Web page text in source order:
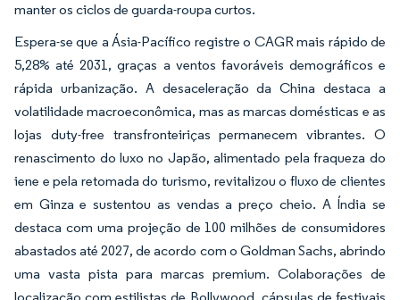
manter os ciclos de guarda-roupa curtos.
Espera-se que a Ásia-Pacífico registre o CAGR mais rápido de
5,28% até 2031, graças a ventos favoráveis demográficos e
rápida urbanização. A desaceleração da China destaca a
volatilidade macroeconômica, mas as marcas domésticas e as
lojas duty-free transfronteiriças permanecem vibrantes. O
renascimento do luxo no Japão, alimentado pela fraqueza do
iene e pela retomada do turismo, revitalizou o fluxo de clientes
em Ginza e sustentou as vendas a preço cheio. A Índia se
destaca com uma projeção de 100 milhões de consumidores
abastados até 2027, de acordo com o Goldman Sachs, abrindo
uma vasta pista para marcas premium. Colaborações de